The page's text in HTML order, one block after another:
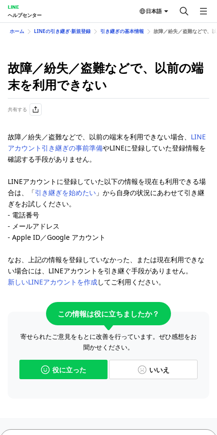
LINE
ヘルプセンター
日本語
ホーム LINEの引き継ぎ⋅新規登録 引き継ぎの基本情報 故障／紛失／盗難などで、
故障／紛失／盗難などで、以前の端
末を利用できない
共有する
故障／紛失／盗難などで、以前の端末を利用できない場合、 LINE
アカウント引き継ぎの事前準備やLINEに登録していた登録情報を
確認する手段がありません。
LINEアカウントに登録していた以下の情報を現在も利用できる場
合は、「引き継ぎを始めたい 」から自身の状況にあわせて引き継
ぎをお試しください。
- 電話番号
- メールアドレス
- Apple ID／Google アカウント
なお、上記の情報を登録していなかった、または現在利用できな
い場合には、LINEアカウントを引き継ぐ手段がありません。
新しいLINEアカウントを作成してご利用ください。
この情報は役に立ちましたか？
寄せられたご意見をもとに改善を行っています。ぜひ感想をお
聞かせください。
役に立った いいえ